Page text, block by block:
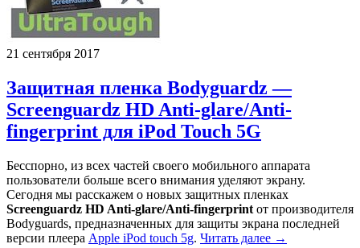
21 сентября 2017
Защитная пленка Bodyguardz —
Screenguardz HD Anti-glare/Anti-
fingerprint для iPod Touch 5G
Бесспорно, из всех частей своего мобильного аппарата
пользователи больше всего внимания уделяют экрану.
Сегодня мы расскажем о новых защитных пленках
Screenguardz HD Anti-glare/Anti-fingerprint от производителя
Bodyguards, предназначенных для защиты экрана последней
версии плеера Apple iPod touch 5g. Читать далее →